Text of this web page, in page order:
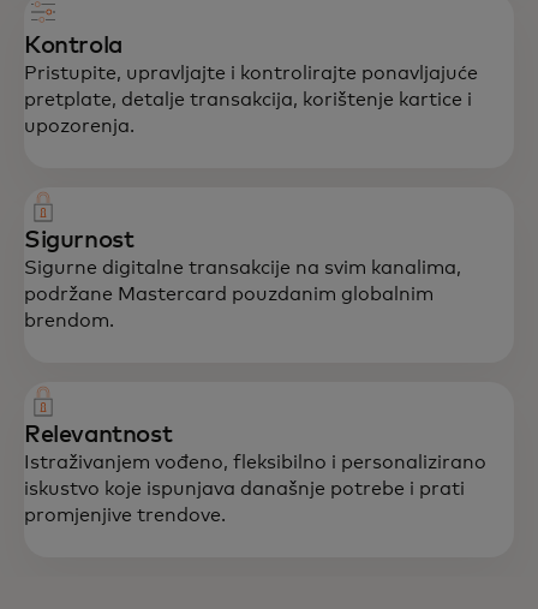
Kontrola
Pristupite, upravljajte i kontrolirajte ponavljajuće
pretplate, detalje transakcija, korištenje kartice i
upozorenja.
Sigurnost
Sigurne digitalne transakcije na svim kanalima,
podržane Mastercard pouzdanim globalnim
brendom.
Relevantnost
Istraživanjem vođeno, fleksibilno i personalizirano
iskustvo koje ispunjava današnje potrebe i prati
promjenjive trendove.